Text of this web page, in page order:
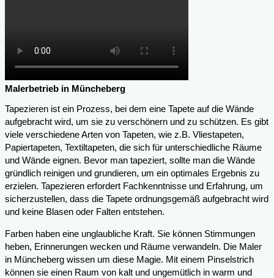
Malerbetrieb in Müncheberg
Tapezieren ist ein Prozess, bei dem eine Tapete auf die Wände
aufgebracht wird, um sie zu verschönern und zu schützen. Es gibt
viele verschiedene Arten von Tapeten, wie z.B. Vliestapeten,
Papiertapeten, Textiltapeten, die sich für unterschiedliche Räume
und Wände eignen. Bevor man tapeziert, sollte man die Wände
gründlich reinigen und grundieren, um ein optimales Ergebnis zu
erzielen. Tapezieren erfordert Fachkenntnisse und Erfahrung, um
sicherzustellen, dass die Tapete ordnungsgemäß aufgebracht wird
und keine Blasen oder Falten entstehen.
Farben haben eine unglaubliche Kraft. Sie können Stimmungen
heben, Erinnerungen wecken und Räume verwandeln. Die Maler
in Müncheberg wissen um diese Magie. Mit einem Pinselstrich
können sie einen Raum von kalt und ungemütlich in warm und